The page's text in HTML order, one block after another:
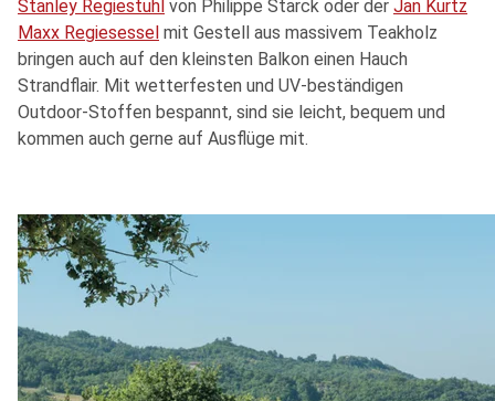
Stanley Regiestuhl von Philippe Starck oder der Jan Kurtz
Maxx Regiesessel mit Gestell aus massivem Teakholz
bringen auch auf den kleinsten Balkon einen Hauch
Strandflair. Mit wetterfesten und UV-beständigen
Outdoor-Stoffen bespannt, sind sie leicht, bequem und
kommen auch gerne auf Ausflüge mit.